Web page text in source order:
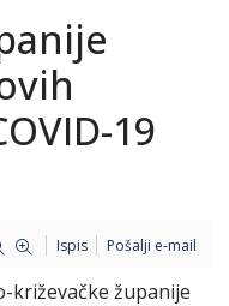
19
Ispis Pošalji e-mail
križevačke županije